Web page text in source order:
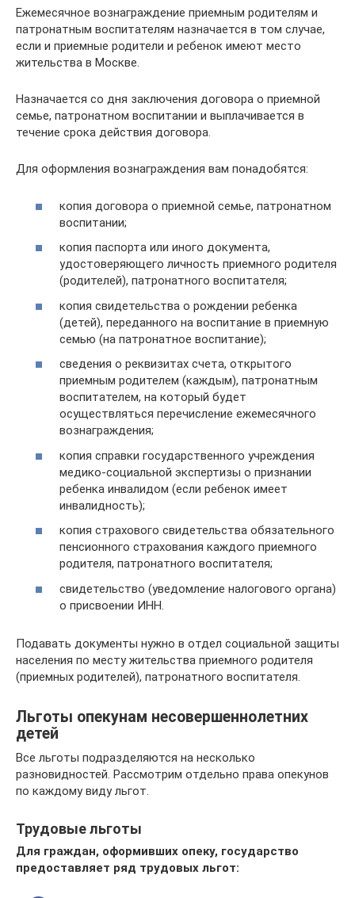
Ежемесячное вознаграждение приемным родителям и
патронатным воспитателям назначается в том случае,
если и приемные родители и ребенок имеют место
жительства в Москве.
Назначается со дня заключения договора о приемной
семье, патронатном воспитании и выплачивается в
течение срока действия договора.
Для оформления вознаграждения вам понадобятся:
копия договора о приемной семье, патронатном
воспитании;
копия паспорта или иного документа,
удостоверяющего личность приемного родителя
(родителей), патронатного воспитателя;
копия свидетельства о рождении ребенка
(детей), переданного на воспитание в приемную
семью (на патронатное воспитание);
сведения о реквизитах счета, открытого
приемным родителем (каждым), патронатным
воспитателем, на который будет
осуществляться перечисление ежемесячного
вознаграждения;
копия справки государственного учреждения
медико-социальной экспертизы о признании
ребенка инвалидом (если ребенок имеет
инвалидность);
копия страхового свидетельства обязательного
пенсионного страхования каждого приемного
родителя, патронатного воспитателя;
свидетельство (уведомление налогового органа)
о присвоении ИНН.
Подавать документы нужно в отдел социальной защиты
населения по месту жительства приемного родителя
(приемных родителей), патронатного воспитателя.
Льготы опекунам несовершеннолетних
детей
Все льготы подразделяются на несколько
разновидностей. Рассмотрим отдельно права опекунов
по каждому виду льгот.
Трудовые льготы
Для граждан, оформивших опеку, государство
предоставляет ряд трудовых льгот: